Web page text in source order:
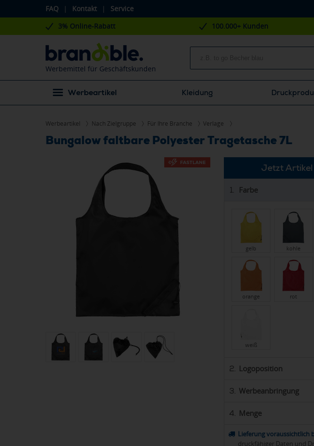
FAQ | Kontakt | Service
3% Online-Rabatt 100.000+ Kunden
Werbemittel für Geschäftskunden
Werbeartikel Kleidung
Werbeartikel Nach Zielgruppe Für Ihre Branche Verlage
Bungalow faltbare Polyester Tragetasche 7L
Jetzt
1. Farbe
gelb kohle
orange rot
weiß
2. Logoposition
3. Werbeanbringung
4. Menge
Lieferung voraussichtlich
druckfähiger Daten und